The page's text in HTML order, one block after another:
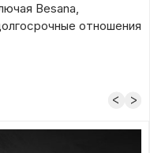
Besana,
отношения